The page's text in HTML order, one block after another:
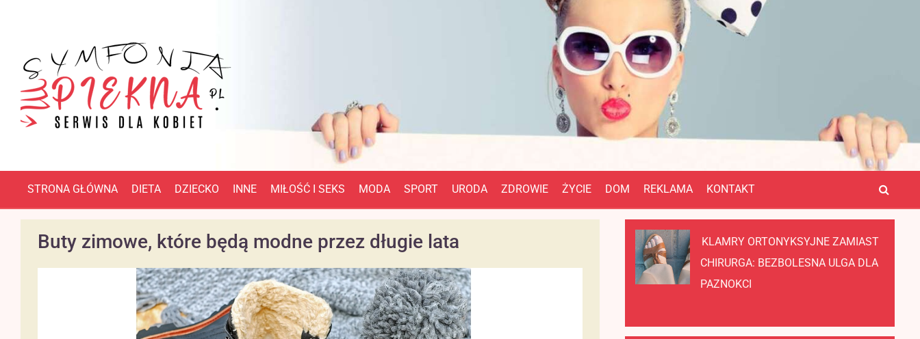
STRONA GŁÓWNA DIETA DZIECKO INNE MIŁOŚĆ I SEKS MODA SPORT URODA ZDROWIE ŻYCIE DOM REKLAMA KONTAKT
Buty zimowe, które będą modne przez długie lata
KLAMRY ORTONYKSYJNE ZAMIAST
CHIRURGA: BEZBOLESNA ULGA DLA
PAZNOKCI